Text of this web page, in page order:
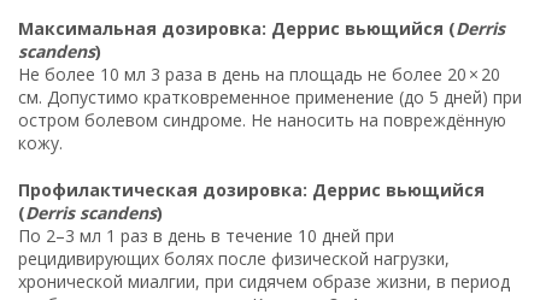
Максимальная дозировка: Деррис вьющийся (Derris
scandens)
Не более 10 мл 3 раза в день на площадь не более 20 × 20
см. Допустимо кратковременное применение (до 5 дней) при
остром болевом синдроме. Не наносить на повреждённую
кожу.
Профилактическая дозировка: Деррис вьющийся
(Derris scandens)
По 2–3 мл 1 раз в день в течение 10 дней при
рецидивирующих болях после физической нагрузки,
хронической миалгии, при сидячем образе жизни, в период